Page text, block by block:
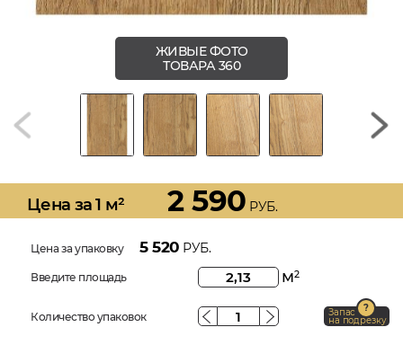
ЖИВЫЕ ФОТО
ТОВАРА 360
Цена за 1 м² 2 590 РУБ.
Цена за упаковку 5 520 РУБ.
Введите площадь м2
Количество упаковок Запас
на подрезку